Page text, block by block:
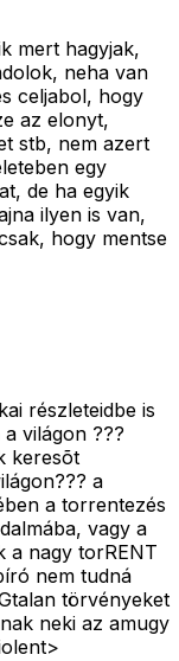
mert hagyjak,
neha van
celjabol, hogy
az elonyt,
stb, nem azert
egy
de ha egyik
ilyen is van,
hogy mentse
részleteidbe is
világon ???
keresõt
a
a torrentezés
vagy a
a nagy torRENT
nem tudná
törvényeket
neki az amugy